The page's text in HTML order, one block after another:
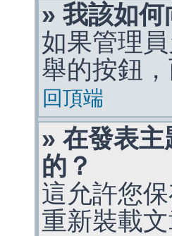
» 我該如
如果管理
舉的按鈕
回頂端
» 在發表
的？
這允許您
重新裝載